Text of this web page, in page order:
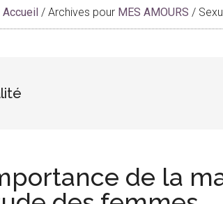
Accueil / Archives pour MES AMOURS /
de la